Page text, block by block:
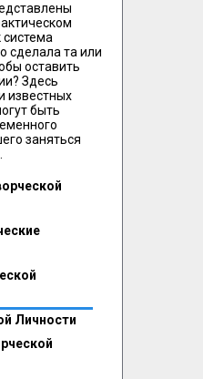
сделала та или
оставить
Здесь
известных
быть
заняться
Личности